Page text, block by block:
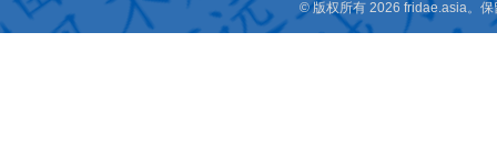
© 版权所有 2026 fridae.asia。